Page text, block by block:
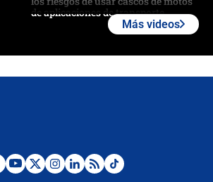
de aplicaciones de transporte
Posesión de Abelardo De La Espriella
Más videos